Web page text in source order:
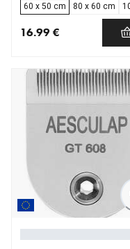
60 x 50 cm 80 x 60 cm
16.99 €